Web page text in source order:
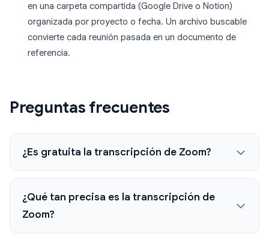
en una carpeta compartida (Google Drive o Notion)
organizada por proyecto o fecha. Un archivo buscable
convierte cada reunión pasada en un documento de
referencia.
Preguntas frecuentes
¿Es gratuita la transcripción de Zoom?
¿Qué tan precisa es la transcripción de
Zoom?